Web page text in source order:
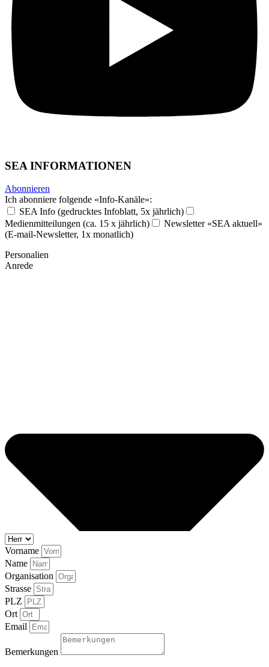
SEA INFORMATIONEN
Abonnieren
Ich abonniere folgende «Info-Kanäle»:
SEA Info (gedrucktes Infoblatt, 5x jährlich)
Medienmitteilungen (ca. 15 x jährlich)
Newsletter «SEA aktuell»
(E-mail-Newsletter, 1x monatlich)
Personalien
Anrede
Vorname
Name
Organisation
Strasse
PLZ
Ort
Email
Bemerkungen